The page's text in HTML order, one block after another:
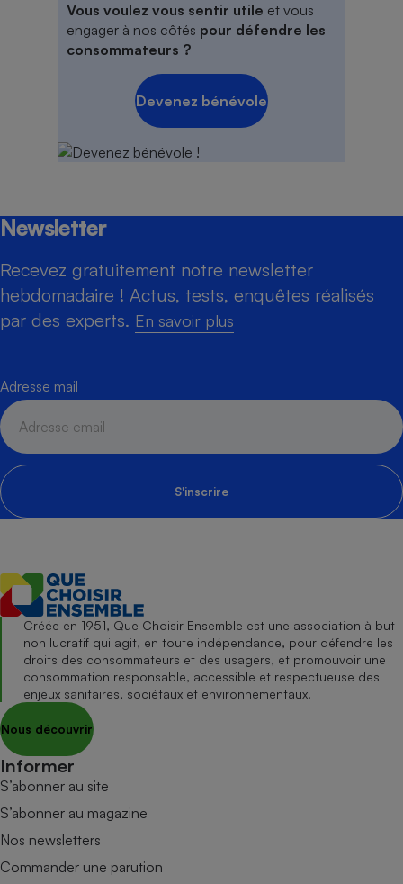
Vous voulez vous sentir utile et vous
engager à nos côtés pour défendre les
consommateurs ?
Devenez bénévole
Newsletter
Recevez gratuitement notre newsletter
hebdomadaire ! Actus, tests, enquêtes réalisés
par des experts. En savoir plus
Adresse mail
S'inscrire
Créée en 1951, Que Choisir Ensemble est une association à but
non lucratif qui agit, en toute indépendance, pour défendre les
droits des consommateurs et des usagers, et promouvoir une
consommation responsable, accessible et respectueuse des
enjeux sanitaires, sociétaux et environnementaux.
Nous découvrir
Informer
S’abonner au site
S’abonner au magazine
Nos newsletters
Commander une parution